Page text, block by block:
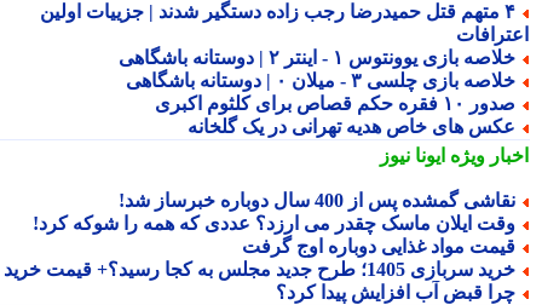
۴ متهم قتل حمیدرضا رجب زاده دستگیر شدند | جزییات اولین
بازی یوونتوس ۱ - اینتر ۲ | دوستانه باشگاهی
بازی چلسی ۳ - میلان ۰ | دوستانه باشگاهی
۱۰ فقره حکم قصاص برای کلثوم اکبری
های خاص هدیه تهرانی در یک گلخانه
ویژهایونا نیوز
گمشده پس از 400 سال دوباره خبرساز شد!
ایلان ماسک چقدر می ارزد؟ عددی که همه را شوکه کرد!
مواد غذایی دوباره اوج گرفت
سربازی 1405؛ طرح جدید مجلس به کجا رسید؟+ قیمت خرید
قبض آب افزایش پیدا کرد؟